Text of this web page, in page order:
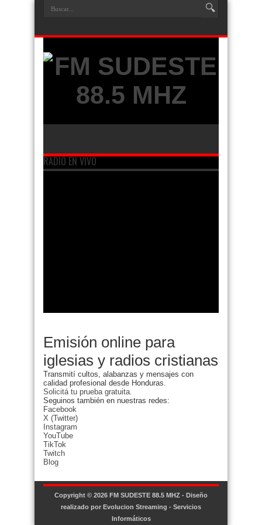
RADIO EN VIVO
Emisión online para
iglesias y radios cristianas
Transmití cultos, alabanzas y mensajes con
calidad profesional desde Honduras.
Solicitá tu prueba gratuita.
Seguinos también en nuestras redes:
Facebook
X (Twitter)
Instagram
YouTube
TikTok
Twitch
Blog
Copyright © 2026 FM SUDESTE 88.5 MHZ - Diseño
realizado por Evolucion Streaming - Servicios
Informáticos